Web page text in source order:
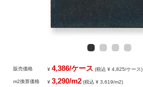
販売価格 ¥4,386/ケース (税込 ¥ 4,825/ケース)
m2換算価格 ¥3,290/m2 (税込 ¥ 3,619/m2)